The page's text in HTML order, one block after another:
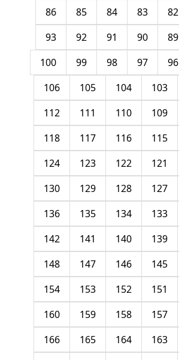
82
83
84
85
86
89
90
91
92
93
96
97
98
99
100
103
104
105
106
109
110
111
112
115
116
117
118
121
122
123
124
127
128
129
130
133
134
135
136
139
140
141
142
145
146
147
148
151
152
153
154
157
158
159
160
163
164
165
166